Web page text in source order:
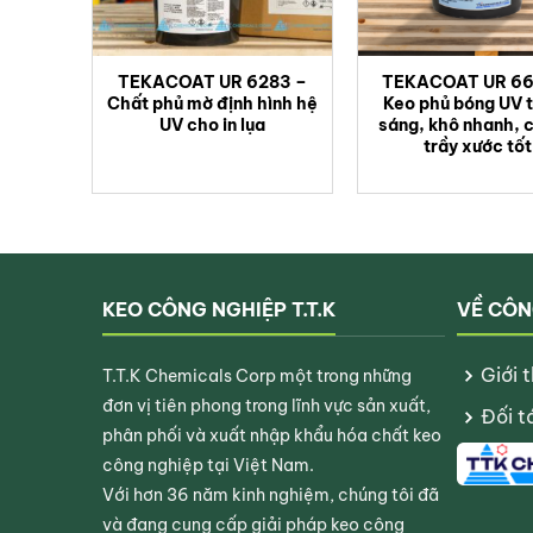
Bảo quản & An toàn
THÔNG TIN
CHI TIẾT
Đóng gói
Thùng nhựa 5 kg.
Bảo quản
Nơi mát, tránh ánh nắng trực tiếp
thể làm sạch bằng cồn IPA.
Vui lòng tham khảoBảng Dữ liệu
TEKACOAT UR 6283 –
Chất phủ mờ định hình hệ
UV cho in lụa
TEKACOAT UR
Keo phủ bóng UV
sáng, khô nhanh,
trầy xước tốt
KEO CÔNG NGHIỆP T.T.K
T.T.K Chemicals Corp một trong những
đơn vị tiên phong trong lĩnh vực sản xuất,
phân phối và xuất nhập khẩu hóa chất keo
công nghiệp tại Việt Nam.
Với hơn 36 năm kinh nghiệm, chúng tôi đã
và đang cung cấp giải pháp keo công
VỀ
Giới
Đối